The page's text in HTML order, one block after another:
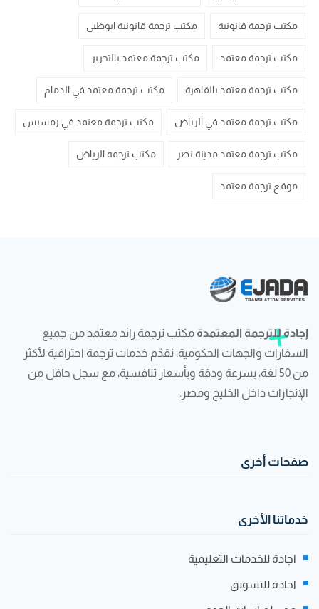
مكتب ترجمة قانونية مكتب ترجمة قانونية ابوظبي
مكتب ترجمة معتمد مكتب ترجمة معتمد بالتحرير
مكتب ترجمة معتمد بالقاهرة مكتب ترجمة معتمد في الدمام
مكتب ترجمة معتمد في الرياض مكتب ترجمة معتمد في رمسيس
مكتب ترجمة معتمد مدينة نصر مكتب ترجمه الرياض
موقع ترجمة معتمد
إجادة للترجمة المعتمدة مكتب ترجمة رائد معتمد من جميع
السفارات والجهات الحكومية، نقدّم خدمات ترجمة احترافية لأكثر
من 50 لغة، بسرعة ودقة وبأسعار تنافسية، مع سجل حافل من
الإنجازات داخل الخليج ومصر.
صفحات أخرى
خدماتنا الأخرى
اجادة للخدمات التعليمية
اجادة للتسويق